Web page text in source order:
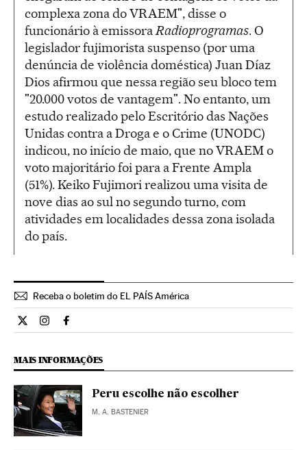
complexa zona do VRAEM", disse o
funcionário à emissoraRadioprogramas. O
legislador fujimorista suspenso (por uma
denúncia de violência doméstica) Juan Díaz
Dios afirmou que nessa região seu bloco tem
"20.000 votos de vantagem". No entanto, um
estudo realizado pelo Escritório das Nações
Unidas contra a Droga e o Crime (UNODC)
indicou, no início de maio, que no VRAEM o
voto majoritário foi para a Frente Ampla
(51%). Keiko Fujimori realizou uma visita de
nove dias ao sul no segundo turno, com
atividades em localidades dessa zona isolada
do país.
Receba o boletim do EL PAÍS América
Internacional El País Brasil en Twitter
Internacional El País Brasil en Instagram
Internacional El País Brasil en Facebook
MAIS INFORMAÇÕES
Peru escolhe não escolher
M. A. BASTENIER